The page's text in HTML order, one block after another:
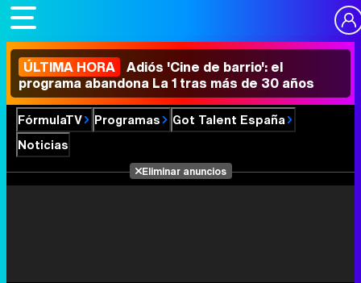
ÚLTIMA HORA Adiós 'Cine de barrio': el
programa abandona La 1 tras más de 30 años
FórmulaTV Programas
Got Talent España
Noticias
Eliminar anuncios